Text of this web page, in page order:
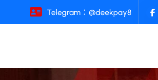
Telegram：@deekpay8